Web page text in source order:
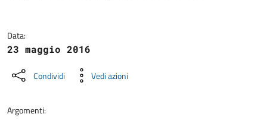
Data:
23 maggio 2016
Condividi Vedi azioni
Argomenti: